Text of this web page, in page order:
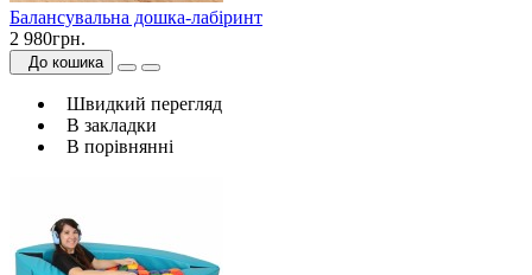
Балансувальна дошка-лабіринт
2 980грн.
До кошика
Швидкий перегляд
В закладки
В порівнянні